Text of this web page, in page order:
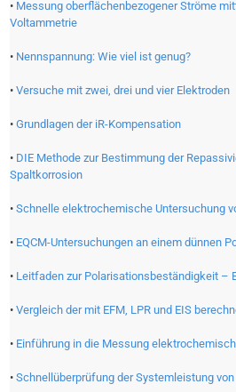
• Messung oberflächenbezogener Ströme
Voltammetrie
• Nennspannung: Wie viel ist genug?
•Versuche mit zwei, drei und vier Elektroden
•Grundlagen der iR-Kompensation
• DIE Methode zur Bestimmung der
Spaltkorrosion
•Schnelle elektrochemische Untersuchung
• EQCM-Untersuchungen an einem dünnen
• Leitfaden zur Polarisationsbeständigkeit –
•Vergleich der mit EFM, LPR und EIS
• Einführung in die Messung
•Schnellüberprüfung der Systemleistung von